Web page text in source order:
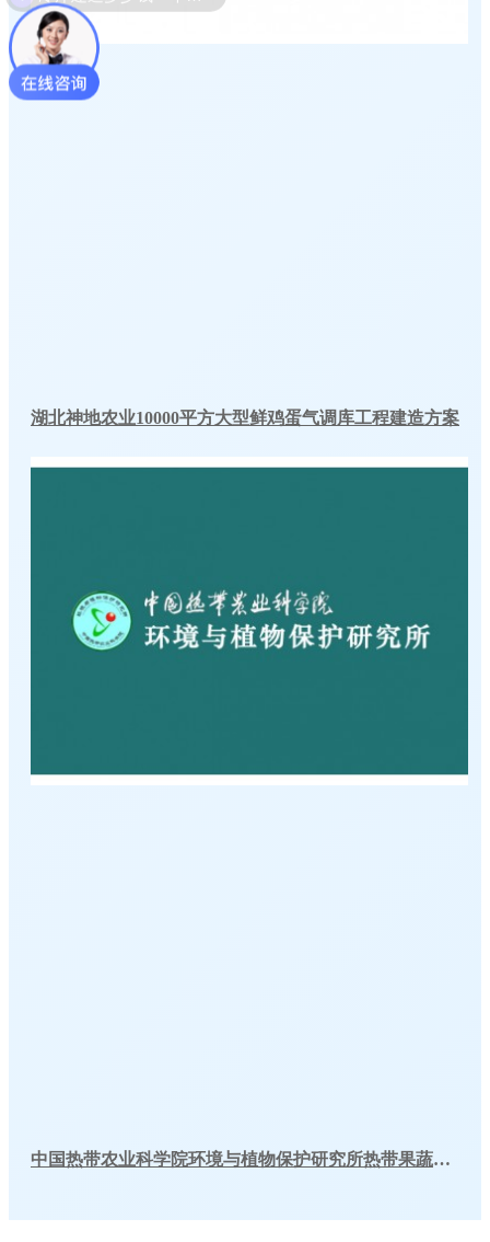
湖北神地农业10000平方大型鲜鸡蛋气调库工程建造方案
中国热带农业科学院环境与植物保护研究所热带果蔬实验室气调库工程建造方案